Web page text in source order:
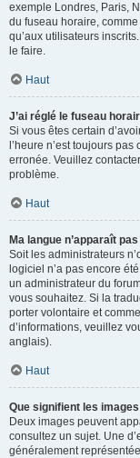
exemple Londres, Paris,
du fuseau horaire,
qu’aux utilisateurs
le faire.
Haut
J’ai réglé le fuseau
Si vous êtes certain
l’heure n’est toujours
erronée. Veuillez
problème.
Haut
Ma langue n’apparaît
Soit les administrateurs
logiciel n’a pas encore
un administrateur du
vous souhaitez. Si la
porter volontaire et
d’informations, veuillez
anglais).
Haut
Que signifient les
Deux images peuvent
consultez un sujet. Une
généralement